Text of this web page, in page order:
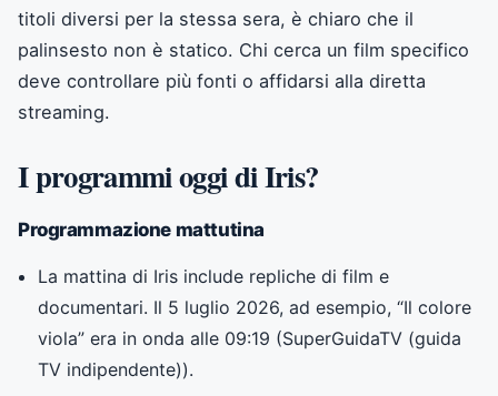
titoli diversi per la stessa sera, è chiaro che il
palinsesto non è statico. Chi cerca un film specifico
deve controllare più fonti o affidarsi alla diretta
streaming.
I programmi oggi di Iris?
Programmazione mattutina
La mattina di Iris include repliche di film e
documentari. Il 5 luglio 2026, ad esempio, “Il colore
viola” era in onda alle 09:19 (SuperGuidaTV (guida
TV indipendente)).